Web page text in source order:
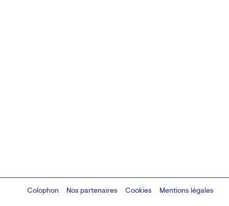
Colophon
Design:Marcel Kaczmarek, code:8080.studio
Nos partenaires Cookies Mentions légales